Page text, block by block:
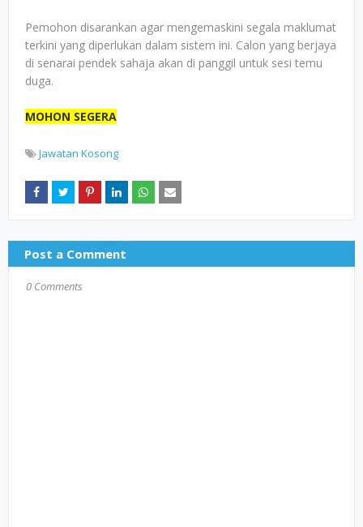
Pemohon disarankan agar mengemaskini segala maklumat
terkini yang diperlukan dalam sistem ini. Calon yang berjaya
di senarai pendek sahaja akan di panggil untuk sesi temu
duga.
MOHON SEGERA
Jawatan Kosong
Post a Comment
0 Comments